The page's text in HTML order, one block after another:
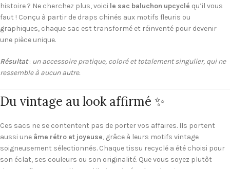
histoire ? Ne cherchez plus, voici le sac baluchon upcyclé qu’il vous
faut ! Conçu à partir de draps chinés aux motifs fleuris ou
graphiques, chaque sac est transformé et réinventé pour devenir
une pièce unique.
Résultat: un accessoire pratique, coloré et totalement singulier, qui ne
ressemble à aucun autre.
Du vintage au look affirmé ✨
Ces sacs ne se contentent pas de porter vos affaires. Ils portent
aussi une âme rétro et joyeuse, grâce à leurs motifs vintage
soigneusement sélectionnés. Chaque tissu recyclé a été choisi pour
son éclat, ses couleurs ou son originalité. Que vous soyez plutôt